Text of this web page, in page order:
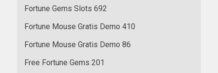
Fortune Gems Slots 692
Fortune Mouse Gratis Demo 410
Fortune Mouse Gratis Demo 86
Free Fortune Gems 201